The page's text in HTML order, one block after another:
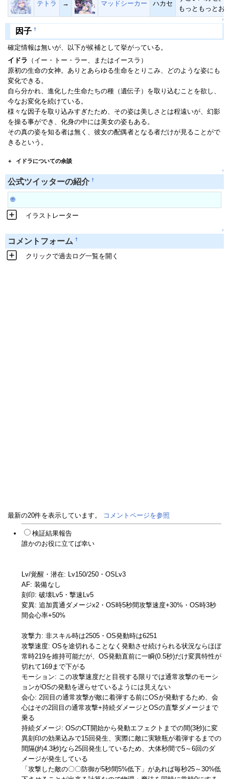
テトラ → マッドシーカー ハカセ
もっともっとお
↑
因子 †
確定情報は無いが、以下が候補として挙がっている。
イドラ （イー・トー・ラー、またはイースラ）
原初の生命の女神。ありとあらゆる生命をとりこみ、どのような姿にも
変化できる。
自ら分かれ、進化した生命たちの種（遺伝子）を取り込むことを欲し、
今なお変化を続けている。
様々な因子を取り込みすぎたため、その姿は美しさとは程遠いが、幻影
を操る事ができ、化身の中には美女の姿もある。
その真の姿を知る者は無く、彼女の配偶者となる者だけが見ることがで
きるという。
+ イドラについての余談
↑
公式ツイッターの紹介 †
🌐
イラストレーター
↑
コメントフォーム †
クリックで過去ログ一覧を開く
最新の20件を表示しています。 コメントページを参照
検証結果報告
誰かのお役に立てば幸い
Lv/覚醒・潜在: Lv150/250・OSLv3
AF: 装備なし
刻印: 破壊Lv5・撃速Lv5
変異: 追加貫通ダメージx2・OS時5秒間攻撃速度+30%・OS時3秒
間会心率+50%
攻撃力: 非スキル時は2505・OS発動時は6251
攻撃速度: OSを途切れることなく発動させ続けられる状況ならほぼ
常時219を維持可能だが、OS発動直前に一瞬(0.5秒)だけ変異特性が
切れて169まで下がる
モーション: この攻撃速度だと目視する限りでは通常攻撃のモーシ
ョンがOSの発動を遅らせているようには見えない
会心: 2回目の通常攻撃が敵に着弾する前にOSが発動するため、会
心はその2回目の通常攻撃+持続ダメージとOSの直撃ダメージまで
乗る
持続ダメージ: OSのCT開始から発動エフェクトまでの間(3秒)に変
異刻印の効果込みで15回発生、実際に敵に実験瓶が着弾するまでの
間隔(約4.3秒)なら25回発生しているため、大体秒間で5～6回のダ
メージが発生している
「攻撃した敵の〇〇防御が5秒間5%低下」があれば毎秒25～30%低